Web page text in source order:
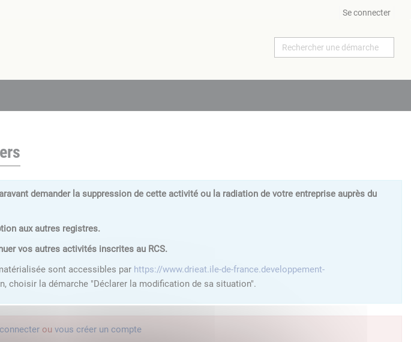
Se connecter
demander la suppression de cette activité ou la radiation de votre entreprise auprès du
aux autres registres.
vos autres activités inscrites au RCS.
sont accessibles par https://www.drieat.ile-de-france.developpement-
choisir la démarche "Déclarer la modification de sa situation".
ou vous créer un compte